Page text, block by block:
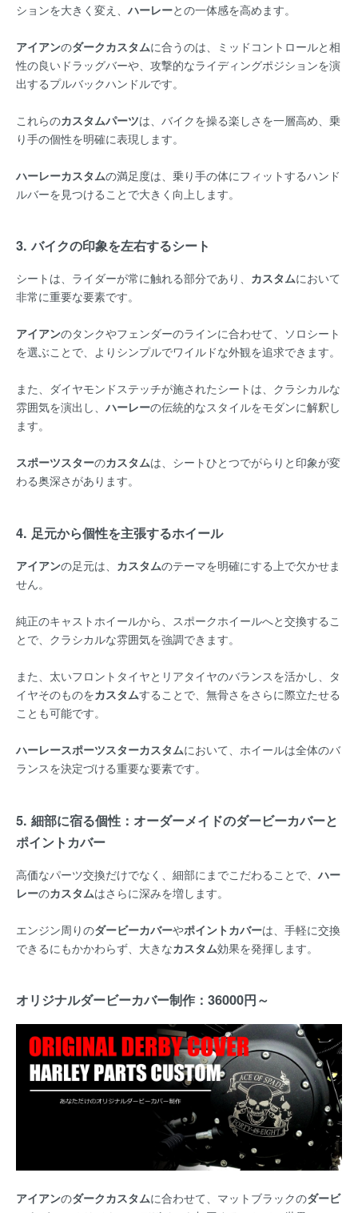
ションを大きく変え、 ハーレーとの一体感を高めます。
アイアンのダークカスタムに合うのは、ミッドコントロールと相
性の良いドラッグバーや、攻撃的なライディングポジションを演
出するプルバックハンドルです。
これらのカスタムパーツは、バイクを操る楽しさを一層高め、乗
り手の個性を明確に表現します。
ハーレーカスタムの満足度は、乗り手の体にフィットするハンド
ルバーを見つけることで大きく向上します。
3. バイクの印象を左右するシート
シートは、ライダーが常に触れる部分であり、 カスタムにおいて
非常に重要な要素です。
アイアンのタンクやフェンダーのラインに合わせて、ソロシート
を選ぶことで、よりシンプルでワイルドな外観を追求できます。
また、ダイヤモンドステッチが施されたシートは、クラシカルな
雰囲気を演出し、 ハーレーの伝統的なスタイルをモダンに解釈し
ます。
スポーツスターのカスタムは、シートひとつでがらりと印象が変
わる奥深さがあります。
4. 足元から個性を主張するホイール
アイアンの足元は、 カスタムのテーマを明確にする上で欠かせま
せん。
純正のキャストホイールから、スポークホイールへと交換するこ
とで、クラシカルな雰囲気を強調できます。
また、太いフロントタイヤとリアタイヤのバランスを活かし、タ
イヤそのものをカスタムすることで、無骨さをさらに際立たせる
ことも可能です。
ハーレースポーツスターカスタムにおいて、ホイールは全体のバ
ランスを決定づける重要な要素です。
5. 細部に宿る個性：オーダーメイドのダービーカバーと
ポイントカバー
高価なパーツ交換だけでなく、細部にまでこだわることで、 ハー
レーのカスタムはさらに深みを増します。
エンジン周りのダービーカバーやポイントカバーは、手軽に交換
できるにもかかわらず、大きなカスタム効果を発揮します。
オリジナルダービーカバー制作：36000円～
アイアンのダークカスタムに合わせて、マットブラックのダービ